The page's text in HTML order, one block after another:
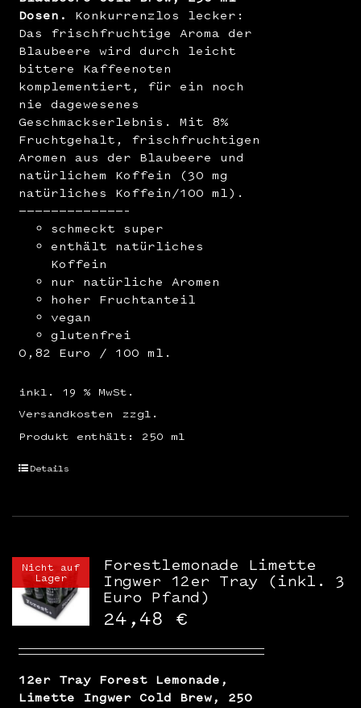
Dosen.
Konkurrenzlos lecker:
Das frischfruchtige Aroma der
Blaubeere wird durch leicht
bittere Kaffeenoten
komplementiert, für ein noch
nie dagewesenes
Geschmackserlebnis. Mit 8%
Fruchtgehalt, frischfruchtigen
Aromen aus der Blaubeere und
natürlichem Koffein (30 mg
natürliches Koffein/100 ml).
—————————————–
schmeckt super
enthält natürliches
Koffein
nur natürliche Aromen
hoher Fruchtanteil
vegan
glutenfrei
0,82 Euro / 100 ml.
inkl. 19 % MwSt.
zzgl.
Versandkosten
Produkt enthält: 250 ml
Details
Nicht auf
Lager
Forestlemonade Limette
Ingwer 12er Tray (inkl. 3
Euro Pfand)
24,48 €
12er Tray Forest Lemonade,
Limette Ingwer Cold Brew, 250